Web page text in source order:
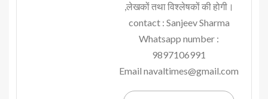
,लेखकों तथा विश्लेषकों की होगी।
contact : Sanjeev Sharma
Whatsapp number :
9897106991
Email navaltimes@gmail.com